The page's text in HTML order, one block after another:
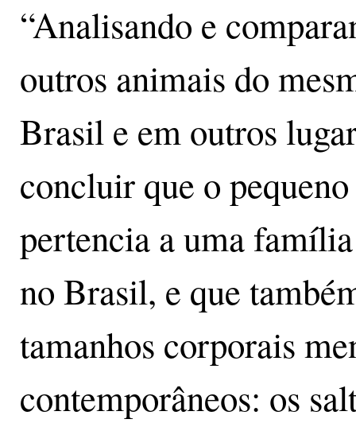
“Analisando e
outros animais do
Brasil e em outros
concluir que o
pertencia a uma
no Brasil, e que
tamanhos corporais
contemporâneos: os